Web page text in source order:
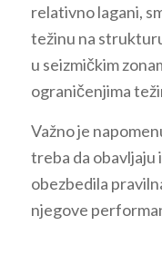
relativno lagani,
težinu na
u seizmičkim
ograničenjima
Važno je
treba da obavljaju
obezbedila
njegove